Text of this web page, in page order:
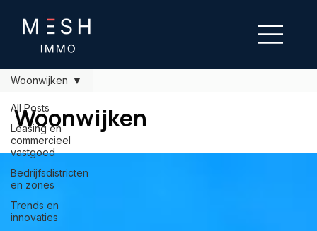
All Posts
Leasing en
commercieel
vastgoed
Bedrijfsdistricten
en zones
Trends en
innovaties
Woonwijken
Woonwijken